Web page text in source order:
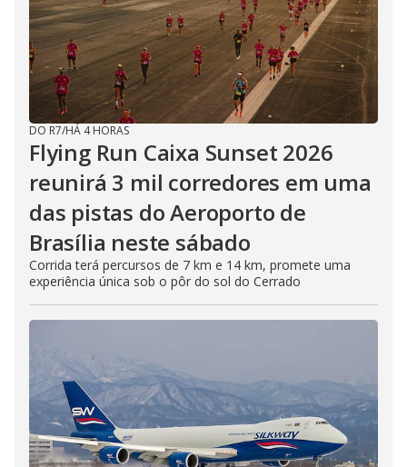
DO R7/HÁ 4 HORAS
Flying Run Caixa Sunset 2026
reunirá 3 mil corredores em uma
das pistas do Aeroporto de
Brasília neste sábado
Corrida terá percursos de 7 km e 14 km, promete uma
experiência única sob o pôr do sol do Cerrado